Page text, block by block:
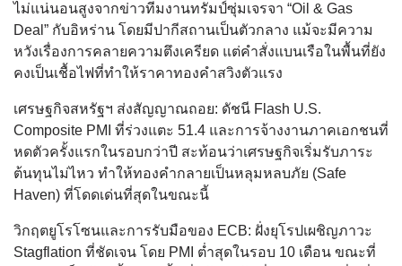
ไม่แน่นอนสูงจากข่าวทีมงานทรัมป์ซุ่มเจรจา “Oil & Gas
Deal” กับอิหร่าน โดยมีปากีสถานเป็นตัวกลาง แม้จะมีความ
หวังเรื่องการคลายความตึงเครียด แต่คำสั่งแบนเรือในพื้นที่ยัง
คงเป็นเชื้อไฟที่ทำให้ราคาทองคำสวิงตัวแรง
เศรษฐกิจสหรัฐฯ ส่งสัญญาณถอย: ดัชนี Flash U.S.
Composite PMI ที่ร่วงแตะ 51.4 และการจ้างงานภาคเอกชนที่
หดตัวครั้งแรกในรอบกว่าปี สะท้อนว่าเศรษฐกิจเริ่มรับภาระ
ต้นทุนไม่ไหว ทำให้ทองคำกลายเป็นหลุมหลบภัย (Safe
Haven) ที่โดดเด่นที่สุดในขณะนี้
วิกฤตยูโรโซนและการรับมือของ ECB: ฝั่งยุโรปเผชิญภาวะ
Stagflation ที่ชัดเจน โดย PMI ต่ำสุดในรอบ 10 เดือน ขณะที่